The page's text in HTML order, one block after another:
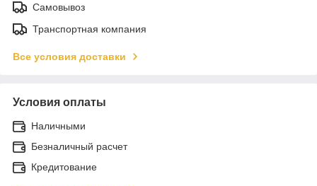
Самовывоз
Транспортная компания
Все условия доставки
Условия оплаты
Наличными
Безналичный расчет
Кредитование